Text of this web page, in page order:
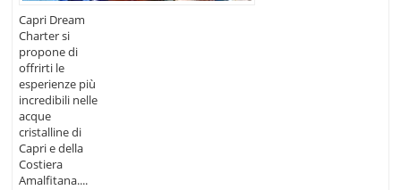
Capri Dream
Charter si
propone di
offrirti le
esperienze più
incredibili nelle
acque
cristalline di
Capri e della
Costiera
Amalfitana....